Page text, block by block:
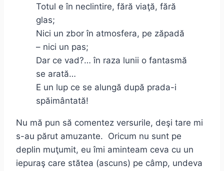
Totul e în neclintire, fără viaţă, fără
glas;
Nici un zbor în atmosfera, pe zăpadă
– nici un pas;
Dar ce vad?… în raza lunii o fantasmă
se arată…
E un lup ce se alungă după prada-i
spăimântată!
Nu mă pun să comentez versurile, deşi tare mi
s-au părut amuzante. Oricum nu sunt pe
deplin muţumit, eu îmi aminteam ceva cu un
iepuraş care stătea (ascuns) pe câmp, undeva